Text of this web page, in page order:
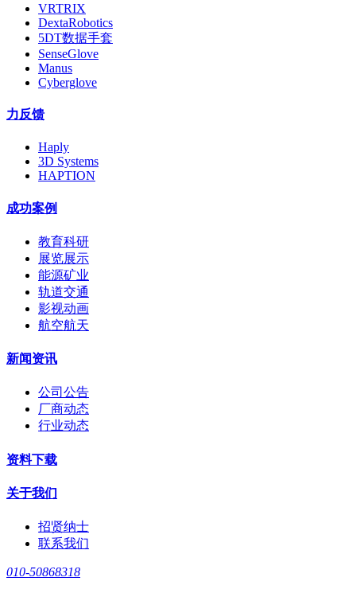
VRTRIX
DextaRobotics
5DT数据手套
SenseGlove
Manus
Cyberglove
力反馈
Haply
3D Systems
HAPTION
成功案例
教育科研
展览展示
能源矿业
轨道交通
影视动画
航空航天
新闻资讯
公司公告
厂商动态
行业动态
资料下载
关于我们
招贤纳士
联系我们
010-50868318